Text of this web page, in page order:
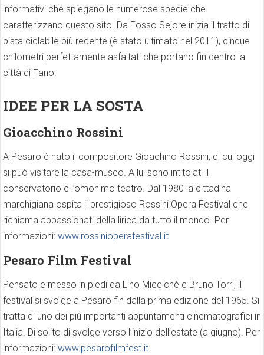
informativi che spiegano le numerose specie che
caratterizzano questo sito. Da Fosso Sejore inizia il tratto di
pista ciclabile più recente (è stato ultimato nel 2011), cinque
chilometri perfettamente asfaltati che portano fin dentro la
città di Fano.
IDEE PER LA SOSTA
Gioacchino Rossini
A Pesaro è nato il compositore Gioachino Rossini, di cui oggi
si può visitare la casa-museo. A lui sono intitolati il
conservatorio e l’omonimo teatro. Dal 1980 la cittadina
marchigiana ospita il prestigioso Rossini Opera Festival che
richiama appassionati della lirica da tutto il mondo. Per
informazioni: www.rossinioperafestival.it
Pesaro Film Festival
Pensato e messo in piedi da Lino Miccichè e Bruno Torri, il
festival si svolge a Pesaro fin dalla prima edizione del 1965. Si
tratta di uno dei più importanti appuntamenti cinematografici in
Italia. Di solito di svolge verso l’inizio dell’estate (a giugno). Per
informazioni: www.pesarofilmfest.it